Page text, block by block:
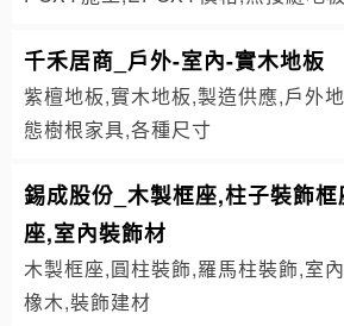
千禾居商_戶外-室內-實木地板
紫檀地板,實木地板,製造供應,戶外
態樹根家具,各種尺寸
錫成股份_木製框座,柱子裝飾
座,室內裝飾材
木製框座,圓柱裝飾,羅馬柱裝飾,室
橡木,裝飾建材